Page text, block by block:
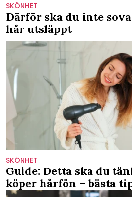
SKÖNHET
Därför ska du inte
hår utsläppt
SKÖNHET
Guide: Detta ska du
köper hårfön – bästa